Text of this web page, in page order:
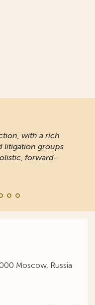
with a rich
litigation groups
forward-
Moscow, Russia